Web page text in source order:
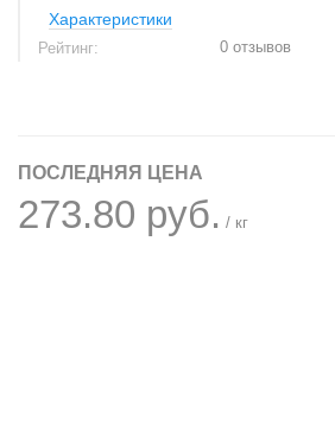
Характеристики
Рейтинг: 0 отзывов
ПОСЛЕДНЯЯ ЦЕНА
273.80 руб. / кг